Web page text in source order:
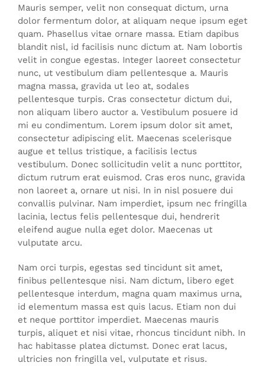
Mauris semper, velit non consequat dictum, urna
dolor fermentum dolor, at aliquam neque ipsum eget
quam. Phasellus vitae ornare massa. Etiam dapibus
blandit nisl, id facilisis nunc dictum at. Nam lobortis
velit in congue egestas. Integer laoreet consectetur
nunc, ut vestibulum diam pellentesque a. Mauris
magna massa, gravida ut leo at, sodales
pellentesque turpis. Cras consectetur dictum dui,
non aliquam libero auctor a. Vestibulum posuere id
mi eu condimentum. Lorem ipsum dolor sit amet,
consectetur adipiscing elit. Maecenas scelerisque
augue et tellus tristique, a facilisis lectus
vestibulum. Donec sollicitudin velit a nunc porttitor,
dictum rutrum erat euismod. Cras eros nunc, gravida
non laoreet a, ornare ut nisi. In in nisl posuere dui
convallis pulvinar. Nam imperdiet, ipsum nec fringilla
lacinia, lectus felis pellentesque dui, hendrerit
eleifend augue nulla eget dolor. Maecenas ut
vulputate arcu.
Nam orci turpis, egestas sed tincidunt sit amet,
finibus pellentesque nisi. Nam dictum, libero eget
pellentesque interdum, magna quam maximus urna,
id elementum massa est quis lacus. Etiam non dui
et neque porttitor imperdiet. Maecenas mauris
turpis, aliquet et nisi vitae, rhoncus tincidunt nibh. In
hac habitasse platea dictumst. Donec erat lacus,
ultricies non fringilla vel, vulputate et risus.